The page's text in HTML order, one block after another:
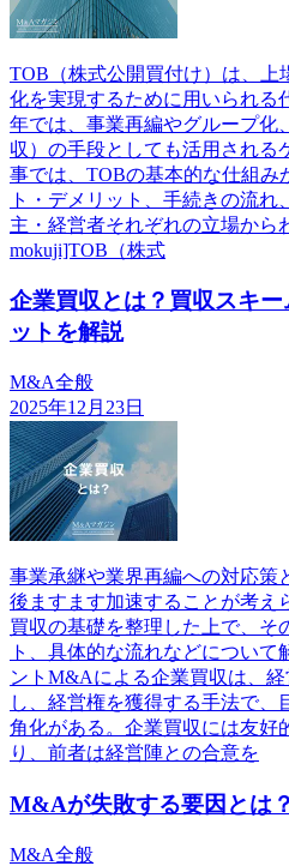
TOB（株式公開買付け）は、上
化を実現するために用いられる
年では、事業再編やグループ化
収）の手段としても活用される
事では、TOBの基本的な仕組み
ト・デメリット、手続きの流
主・経営者それぞれの立場から
mokuji]TOB（株式
企業買収とは？買収スキ
ットを解説
M&A全般
2025年12月23日
事業承継や業界再編への対応策
後ますます加速することが考え
買収の基礎を整理した上で、そ
ト、具体的な流れなどについて
ントM&Aによる企業買収は、
し、経営権を獲得する手法で、
角化がある。企業買収には友好
り、前者は経営陣との合意を
M&Aが失敗する要因とは
M&A全般